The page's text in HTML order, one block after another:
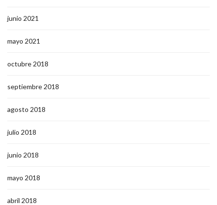
junio 2021
mayo 2021
octubre 2018
septiembre 2018
agosto 2018
julio 2018
junio 2018
mayo 2018
abril 2018